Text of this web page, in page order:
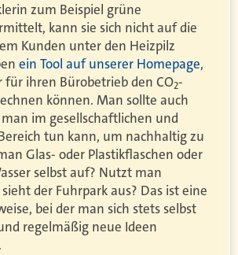
zum Beispiel grüne
kann sie sich nicht auf die
Kunden unter den Heizpilz
ein Tool auf unserer Homepage,
ihren Bürobetrieb den CO2-
können. Man sollte auch
im gesellschaftlichen und
tun kann, um nachhaltig zu
Glas- oder Plastikflaschen oder
selbst auf? Nutzt man
der Fuhrpark aus? Das ist eine
bei der man sich stets selbst
regelmäßig neue Ideen